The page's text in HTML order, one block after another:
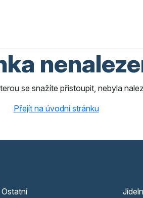
se snažíte přistoupit, nebyla
Přejít na úvodní stránku
Ostatní